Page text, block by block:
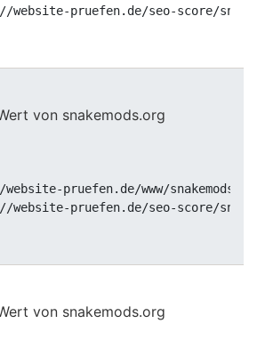
pruefen.de/seo-score/
pruefen.de/www/
pruefen.de/seo-score/